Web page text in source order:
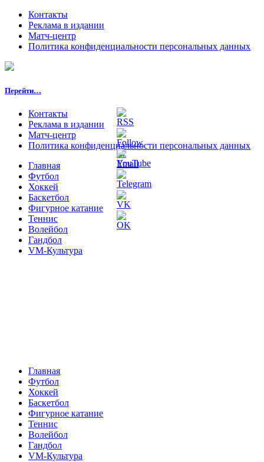
Контакты
Реклама в издании
Матч-центр
Политика конфиденциальности персональных данных
Перейти…
Контакты
Реклама в издании
Матч-центр
Политика конфиденциальности персональных данных
Главная
Футбол
Хоккей
Баскетбол
Фигурное катание
Теннис
Волейбол
Гандбол
VM-Культура
Главная
Футбол
Хоккей
Баскетбол
Фигурное катание
Теннис
Волейбол
Гандбол
VM-Культура